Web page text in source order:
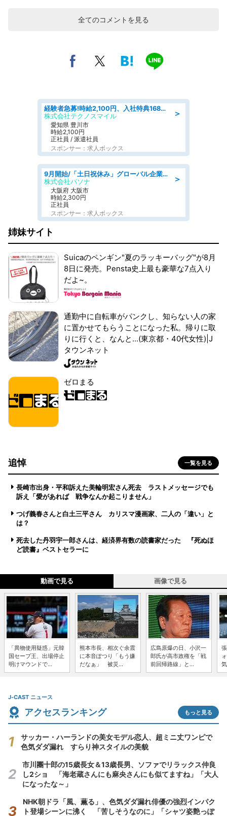
全てのコメントを見る
＞
経験者急募!時給2,100円、入社特典168万円の自動車製造業務/トヨタ自動車/tutumi
株式会社テクノスマイル
愛知県 豊川市
時給2,100円
正社員 / 派遣社員
スポンサー：求人ボックス
＞
9月開始/「土日祝休み」グローバル企業での産業保健のお仕事/保健師/高時給/残業なし/服装自由
株式会社パソナ
大阪府 大阪市
時給2,300円
正社員
スポンサー：求人ボックス
姉妹サイト
Suicaのペンギン"夏のラッキーバッグ"が8月
8日に発売。Pensta史上最も豪華な7点入り
だよ~。
通勤中に自転車がパンクし、知らない人の家
に置かせてもらうことになった私。帰りに取
りに行くと、なんと...(東京都・40代女性)|J
タウンネット
ゼロまる
追悼 一覧を見る
長崎市出身・平和訴えた美輪明宏さん死去 ラストメッセージでも
訴え「愛があれば 戦争なんか起こりません」
つげ義春さんと白土三平さん カリスマ漫画家、二人の「違い」と
は？
死去した丹羽宇一郎さんは、経済界有数の読書家だった 『死ぬほ
ど読書』ベストセラーに
動画で見る 画像で見る
「異物使用疑惑」元韓
国セーブ王、出場停止
明けマウンドで...
熊本市長、相次ぐ余震
に本音ぽつり「もう嫌
だなぁ」 被災...
広島原爆の日、小沢一
郎氏が高市政権を「戦
前回帰路線」と...
J-CAST ニュース
アクセスランキング もっと見る
サッカー・ハーランドの美女モデル恋人、超ミニ丈ワンピで
色気ダダ漏れ すらり神スタイルの美貌
市川團十郎の15歳長女＆13歳長男、ソファでリラックス仲良
し2ショ 「海老蔵さんにも麻央さんにも似てますね」「大人
になったな～」
NHK朝ドラ「風、薫る」、色気ダダ漏れ俳優の強烈インパク
ト登場シーンに沸く 「苦しそうなのに」「シャツ姿艶っぽ